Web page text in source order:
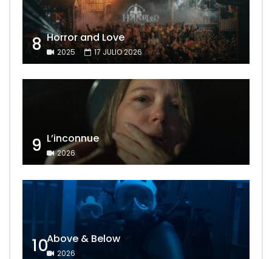
8 Horror and Love
2025 17 JULIO 2026
9 L’inconnue
2026
10Above & Below
2026